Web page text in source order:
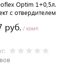
Optim 1+0,5л.
с отвердителем
руб. / комп